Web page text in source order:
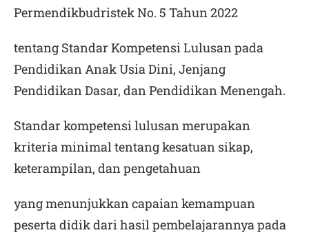
Permendikbudristek No. 5 Tahun 2022
tentang Standar Kompetensi Lulusan pada
Pendidikan Anak Usia Dini, Jenjang
Pendidikan Dasar, dan Pendidikan Menengah.
Standar kompetensi lulusan merupakan
kriteria minimal tentang kesatuan sikap,
keterampilan, dan pengetahuan
yang menunjukkan capaian kemampuan
peserta didik dari hasil pembelajarannya pada